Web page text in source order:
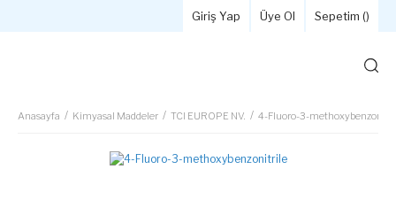
Giriş Yap Üye Ol Sepetim ()
Anasayfa Kimyasal Maddeler TCI EUROPE NV. 4-Fluoro-3-